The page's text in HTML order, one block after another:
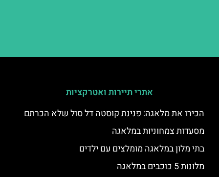
אתרי תיירות ואטרקציות
הכירו את מלאגה: פנינת קוסטה דל סול שלא הכרתם
מסעדות צמחוניות במלאגה
בתי מלון במלאגה מומלצים עם ילדים
מלונות 5 כוכבים במלאגה